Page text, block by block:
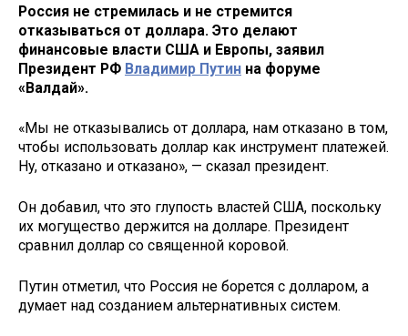
Россия не стремилась и не стремится
отказываться от доллара. Это делают
финансовые власти США и Европы, заявил
Президент РФ Владимир Путин на форуме
«Валдай».
«Мы не отказывались от доллара, нам отказано в том,
чтобы использовать доллар как инструмент платежей.
Ну, отказано и отказано», — сказал президент.
Он добавил, что это глупость властей США, поскольку
их могущество держится на долларе. Президент
сравнил доллар со священной коровой.
Путин отметил, что Россия не борется с долларом, а
думает над созданием альтернативных систем.